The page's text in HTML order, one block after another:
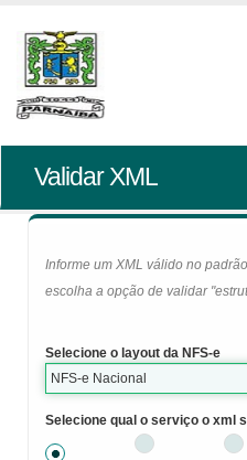
Validar XML
Informe um XML válido no
escolha a opção de validar
Selecione o layout da NFS-e
NFS-e Nacional
Selecione qual o serviço o xml